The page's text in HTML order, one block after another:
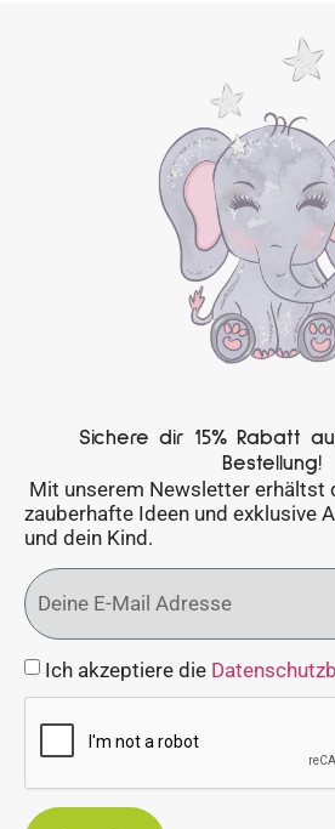
Sichere dir 15% Rabatt
Bestellung!
Mit unserem Newsletter erhältst
zauberhafte Ideen und exklusive
und dein Kind.
Ich akzeptiere die